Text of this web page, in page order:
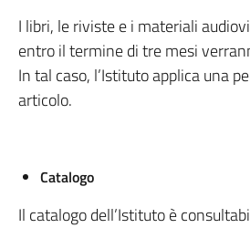
I libri, le riviste e i materiali
entro il termine di tre mesi
In tal caso, l’Istituto applica una
articolo.
Catalogo
Il catalogo dell’Istituto è